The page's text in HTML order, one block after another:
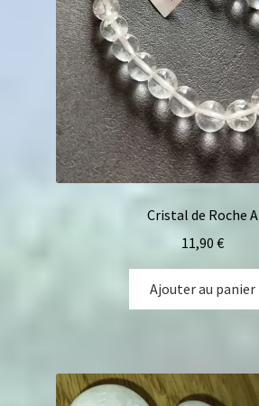
Cristal de Roche A
11,90 €
Ajouter au panier